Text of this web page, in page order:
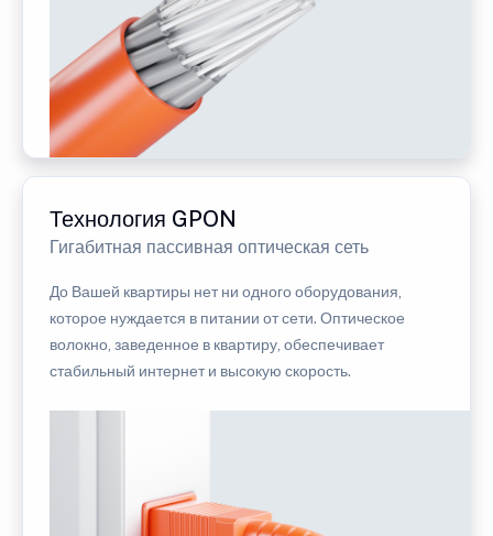
Технология GPON
Гигабитная пассивная оптическая сеть
До Вашей квартиры нет ни одного оборудования,
которое нуждается в питании от сети. Оптическое
волокно, заведенное в квартиру, обеспечивает
стабильный интернет и высокую скорость.